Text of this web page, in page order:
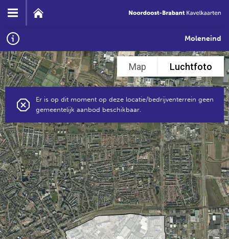
Map Luchtfoto
Er is op dit moment op deze locatie/bedrijventerrein geen
gemeentelijk aanbod beschikbaar.
Moleneind